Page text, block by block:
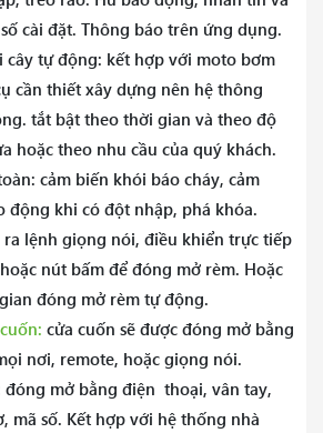
cài đặt. Thông báo trên ứng dụng.
cây tự động: kết hợp với moto bơm
cần thiết xây dựng nên hệ thông
tắt bật theo thời gian và theo độ
hoặc theo nhu cầu của quý khách.
cảm biến khói báo cháy, cảm
động khi có đột nhập, phá khóa.
ra lệnh giọng nói, điều khiển trực tiếp
nút bấm để đóng mở rèm. Hoặc
đóng mở rèm tự động.
cửa cuốn sẽ được đóng mở bằng
nơi, remote, hoặc giọng nói.
đóng mở bằng điện thoại, vân tay,
mã số. Kết hợp với hệ thống nhà